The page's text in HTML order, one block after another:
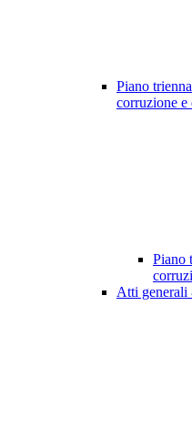
Piano
corruzione e
Piano
Atti generali